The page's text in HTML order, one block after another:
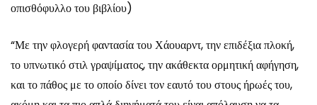
οπισθόφυλλο του βιβλίου)
“Με την φλογερή φαντασία του Χάουαρντ, την επιδέξια πλοκή,
το υπνωτικό στιλ γραψίματος, την ακάθεκτα ορμητική αφήγηση,
και το πάθος με το οποίο δίνει τον εαυτό του στους ήρωές του,